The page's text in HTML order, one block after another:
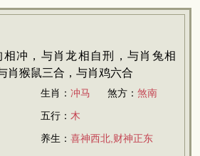
冲，与肖龙相自刑，与肖兔相
肖猴鼠三合，与肖鸡六合
生肖： 冲马 煞方： 煞南
五行： 木
养生： 喜神西北,财神正东